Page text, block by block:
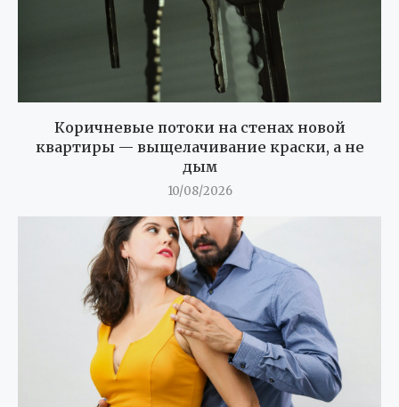
Коричневые потоки на стенах новой
квартиры — выщелачивание краски, а не
дым
10/08/2026